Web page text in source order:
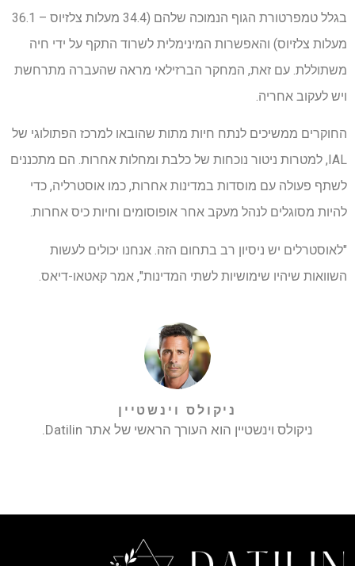
בגלל טמפרטורת הגוף הנמוכה שלהם (34.4 מעלות צלזיוס – 36.1
מעלות צלזיוס) והאפשרות המינימלית לשרוד התקף על ידי חיה
משתוללת. עם זאת, המחקר הברזילאי מראה שהעברה מתרחשת
ויש לעקוב אחריה.
החוקרים ממשיכים לנתח חיות מתות שהובאו למרכז הפתולוגי של
IAL, למטרות ניטור נוכחות של כלבת ומחלות אחרות. הם מתכננים
לשתף פעולה עם מוסדות במדינות אחרות, כמו אוסטרליה, כדי
להיות מסוגלים לנהל מעקב אחר אופוסומים וחיות כיס אחרות.
"לאוסטרלים יש ניסיון רב בתחום הזה. אנחנו יכולים לעשות
השוואות שיהיו שימושיות לשתי המדינות", אמר קאטאו-דיאס.
ניקולס וינשטיין
ניקולס וינשטיין הוא העורך הראשי של אתר Datilin.